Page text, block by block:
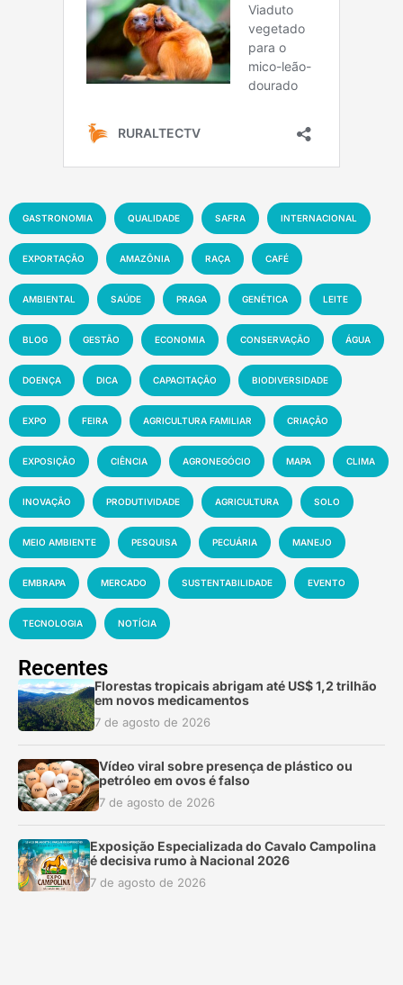
GASTRONOMIA QUALIDADE SAFRA INTERNACIONAL
EXPORTAÇÃO AMAZÔNIA RAÇA CAFÉ
AMBIENTAL SAÚDE PRAGA GENÉTICA LEITE
BLOG GESTÃO ECONOMIA CONSERVAÇÃO ÁGUA
DOENÇA DICA CAPACITAÇÃO BIODIVERSIDADE
EXPO FEIRA AGRICULTURA FAMILIAR CRIAÇÃO
EXPOSIÇÃO CIÊNCIA AGRONEGÓCIO MAPA CLIMA
INOVAÇÃO PRODUTIVIDADE AGRICULTURA SOLO
MEIO AMBIENTE PESQUISA PECUÁRIA MANEJO
EMBRAPA MERCADO SUSTENTABILIDADE EVENTO
TECNOLOGIA NOTÍCIA
Recentes
Florestas tropicais abrigam até US$ 1,2 trilhão
em novos medicamentos
7 de agosto de 2026
Vídeo viral sobre presença de plástico ou
petróleo em ovos é falso
7 de agosto de 2026
Exposição Especializada do Cavalo Campolina
é decisiva rumo à Nacional 2026
7 de agosto de 2026